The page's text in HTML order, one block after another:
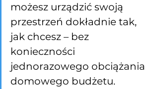
możesz urządzić swoją
przestrzeń dokładnie tak,
jak chcesz – bez
konieczności
jednorazowego obciążania
domowego budżetu.